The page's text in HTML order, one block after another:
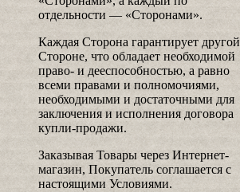
отдельности — «Сторонами».
Каждая Сторона гарантирует другой
Стороне, что обладает необходимой
право- и дееспособностью, а равно
всеми правами и полномочиями,
необходимыми и достаточными для
заключения и исполнения договора
купли-продажи.
Заказывая Товары через Интернет-
магазин, Покупатель соглашается с
настоящими Условиями.